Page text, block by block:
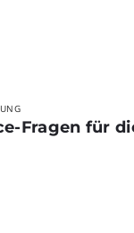
Fragen für